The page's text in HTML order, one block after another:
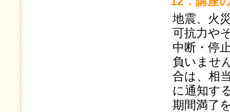
地震、火
可抗力や
中断・停
負いませ
合は、相
に通知す
期間満了